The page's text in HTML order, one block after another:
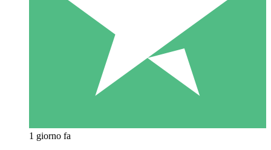
1 giorno fa